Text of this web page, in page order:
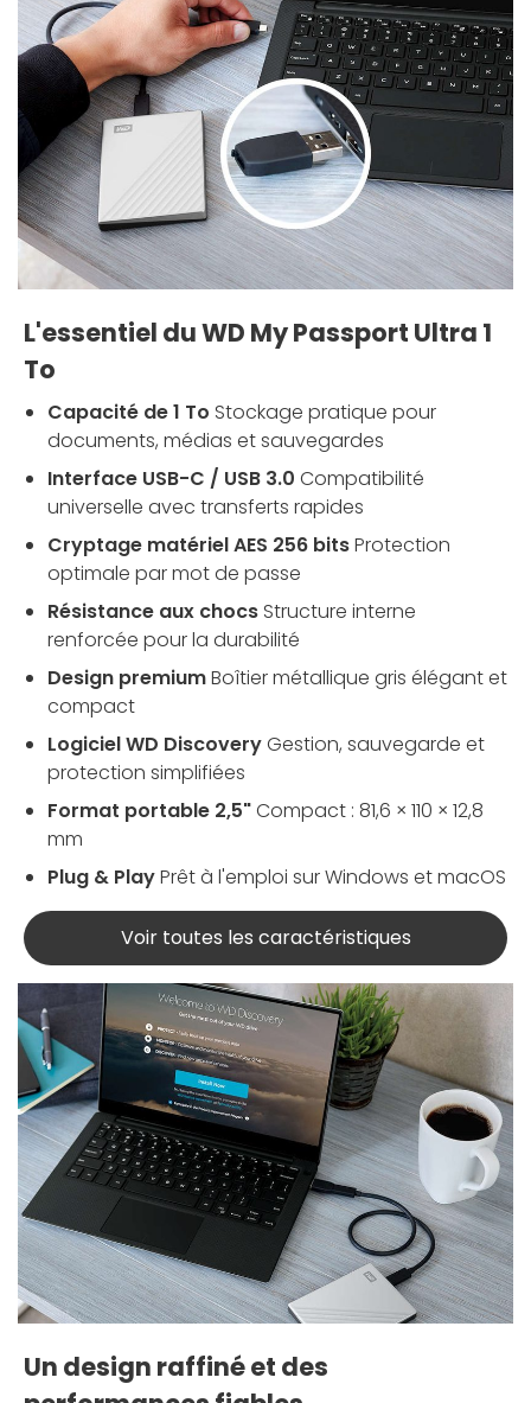
L'essentiel du WD My Passport Ultra 1
To
Capacité de 1 To Stockage pratique pour
documents, médias et sauvegardes
Interface USB-C / USB 3.0 Compatibilité
universelle avec transferts rapides
Cryptage matériel AES 256 bitsProtection
optimale par mot de passe
Résistance aux chocs Structure interne
renforcée pour la durabilité
Design premiumBoîtier métallique gris élégant et
compact
Logiciel WD DiscoveryGestion, sauvegarde et
protection simplifiées
Format portable 2,5"Compact : 81,6 × 110 × 12,8
mm
Plug & PlayPrêt à l'emploi sur Windows et macOS
Voir toutes les caractéristiques
Un design raffiné et des